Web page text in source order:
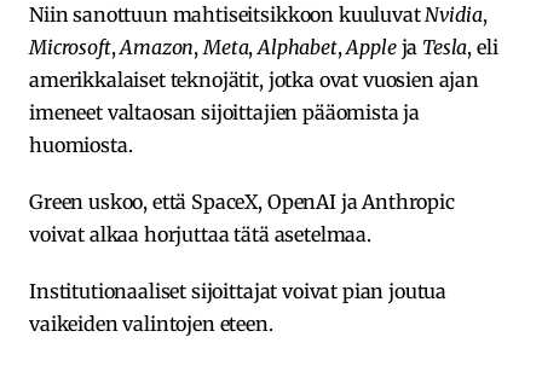
Niin sanottuun mahtiseitsikkoon kuuluvat Nvidia,
Microsoft,Amazon, Meta,Alphabet,Appleja Tesla, eli
amerikkalaiset teknojätit, jotka ovat vuosien ajan
imeneet valtaosan sijoittajien pääomista ja
huomiosta.
Green uskoo, että SpaceX, OpenAI ja Anthropic
voivat alkaa horjuttaa tätä asetelmaa.
Institutionaaliset sijoittajat voivat pian joutua
vaikeiden valintojen eteen.